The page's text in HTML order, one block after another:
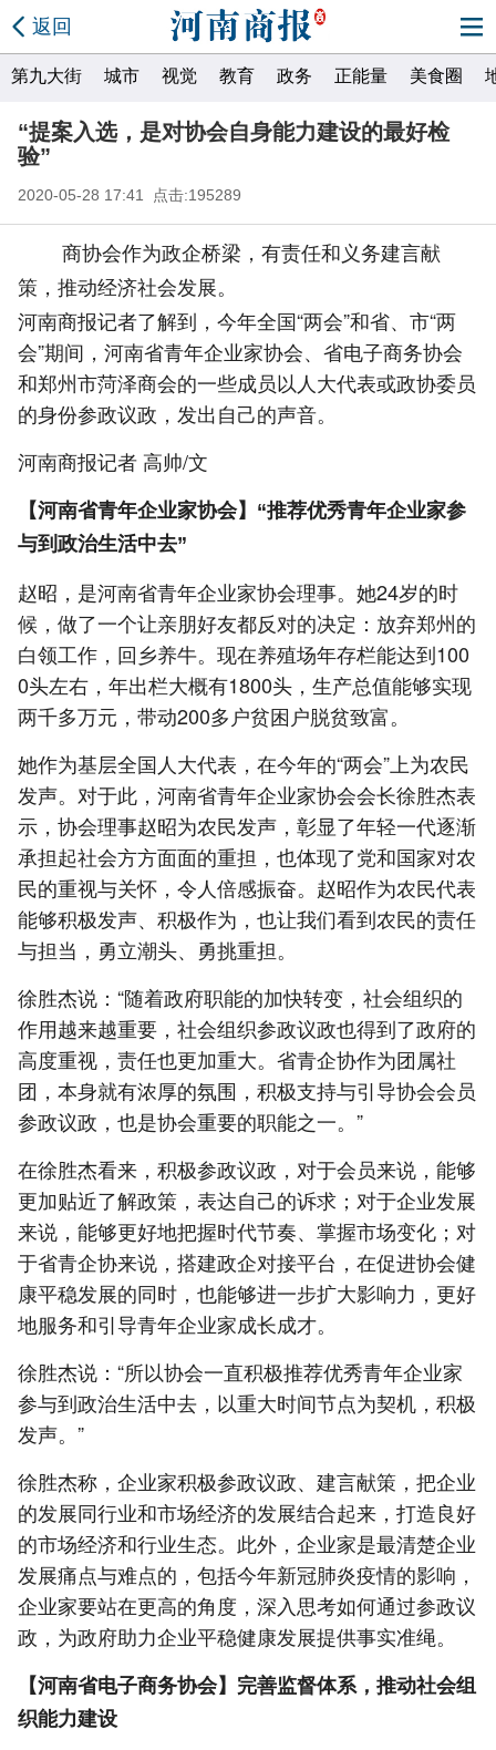
返回
第九大街 城市 视觉 教育 政务 正能量 美食圈
“提案入选，是对协会自身能力建设的最好检
验”
2020-05-28 17:41 点击:195289
商协会作为政企桥梁，有责任和义务建言献
策，推动经济社会发展。
河南商报记者了解到，今年全国“两会”和省、市“两
会”期间，河南省青年企业家协会、省电子商务协会
和郑州市菏泽商会的一些成员以人大代表或政协委员
的身份参政议政，发出自己的声音。
河南商报记者 高帅/文
【河南省青年企业家协会】“推荐优秀青年企业家参
与到政治生活中去”
赵昭，是河南省青年企业家协会理事。她24岁的时
候，做了一个让亲朋好友都反对的决定：放弃郑州的
白领工作，回乡养牛。现在养殖场年存栏能达到100
0头左右，年出栏大概有1800头，生产总值能够实现
两千多万元，带动200多户贫困户脱贫致富。
她作为基层全国人大代表，在今年的“两会”上为农民
发声。对于此，河南省青年企业家协会会长徐胜杰表
示，协会理事赵昭为农民发声，彰显了年轻一代逐渐
承担起社会方方面面的重担，也体现了党和国家对农
民的重视与关怀，令人倍感振奋。赵昭作为农民代表
能够积极发声、积极作为，也让我们看到农民的责任
与担当，勇立潮头、勇挑重担。
徐胜杰说：“随着政府职能的加快转变，社会组织的
作用越来越重要，社会组织参政议政也得到了政府的
高度重视，责任也更加重大。省青企协作为团属社
团，本身就有浓厚的氛围，积极支持与引导协会会员
参政议政，也是协会重要的职能之一。”
在徐胜杰看来，积极参政议政，对于会员来说，能够
更加贴近了解政策，表达自己的诉求；对于企业发展
来说，能够更好地把握时代节奏、掌握市场变化；对
于省青企协来说，搭建政企对接平台，在促进协会健
康平稳发展的同时，也能够进一步扩大影响力，更好
地服务和引导青年企业家成长成才。
徐胜杰说：“所以协会一直积极推荐优秀青年企业家
参与到政治生活中去，以重大时间节点为契机，积极
发声。”
徐胜杰称，企业家积极参政议政、建言献策，把企业
的发展同行业和市场经济的发展结合起来，打造良好
的市场经济和行业生态。此外，企业家是最清楚企业
发展痛点与难点的，包括今年新冠肺炎疫情的影响，
企业家要站在更高的角度，深入思考如何通过参政议
政，为政府助力企业平稳健康发展提供事实准绳。
【河南省电子商务协会】完善监督体系，推动社会组
织能力建设